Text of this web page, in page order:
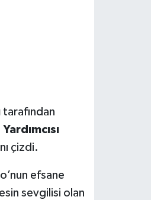
tarafından
çizdi.
efsane
sevgilisi olan